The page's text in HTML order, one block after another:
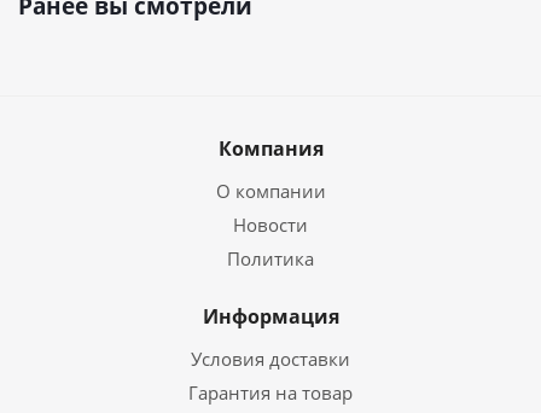
Компания
О компании
Новости
Политика
Информация
Условия доставки
Гарантия на товар